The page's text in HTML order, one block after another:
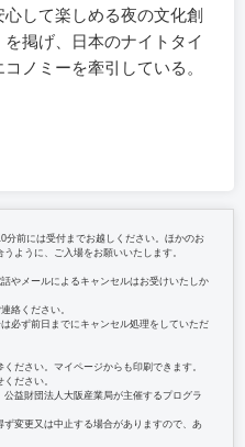
心して楽しめる夜の文化創
を掲げ、日本のナイトタイ
コノミーを牽引している。
分前には受付までお越しください。ほかのお
ように、ご入場をお願いいたします。
やメールによるキャンセルはお受けいたしか
絡ください。
必ず前日までにキャンセル処理をしていただ
ださい。マイページからも印刷できます。
ださい。
益財団法人大阪産業局が主催するプログラ
変更又は中止する場合がありますので、あ